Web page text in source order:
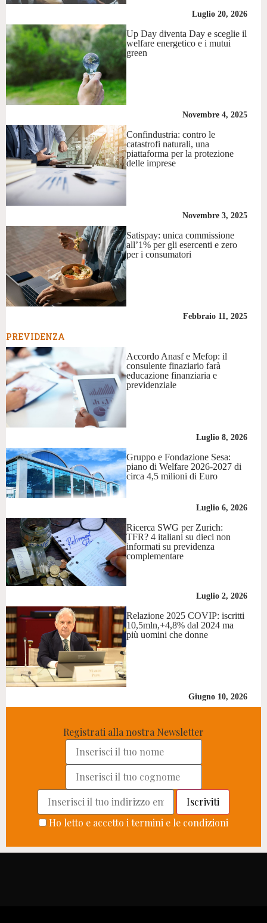
Luglio 20, 2026
Up Day diventa Day e sceglie il
welfare energetico e i mutui
green
Novembre 4, 2025
Confindustria: contro le
catastrofi naturali, una
piattaforma per la protezione
delle imprese
Novembre 3, 2025
Satispay: unica commissione
all’1% per gli esercenti e zero
per i consumatori
Febbraio 11, 2025
PREVIDENZA
Accordo Anasf e Mefop: il
consulente finaziario farà
educazione finanziaria e
previdenziale
Luglio 8, 2026
Gruppo e Fondazione Sesa:
piano di Welfare 2026-2027 di
circa 4,5 milioni di Euro
Luglio 6, 2026
Ricerca SWG per Zurich:
TFR? 4 italiani su dieci non
informati su previdenza
complementare
Luglio 2, 2026
Relazione 2025 COVIP: iscritti
10,5mln,+4,8% dal 2024 ma
più uomini che donne
Giugno 10, 2026
Registrati alla nostra Newsletter
Ho letto e accetto i termini e le condizioni